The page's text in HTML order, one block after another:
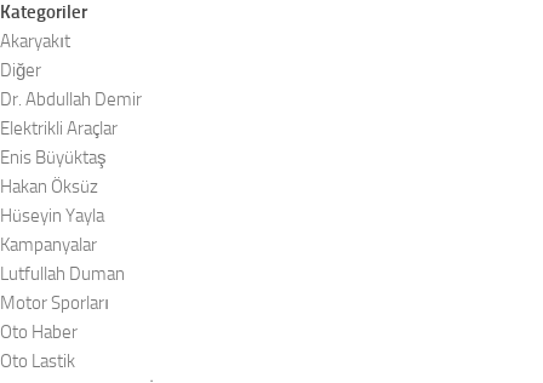
Kategoriler
Akaryakıt
Diğer
Dr. Abdullah Demir
Elektrikli Araçlar
Enis Büyüktaş
Hakan Öksüz
Hüseyin Yayla
Kampanyalar
Lutfullah Duman
Motor Sporları
Oto Haber
Oto Lastik